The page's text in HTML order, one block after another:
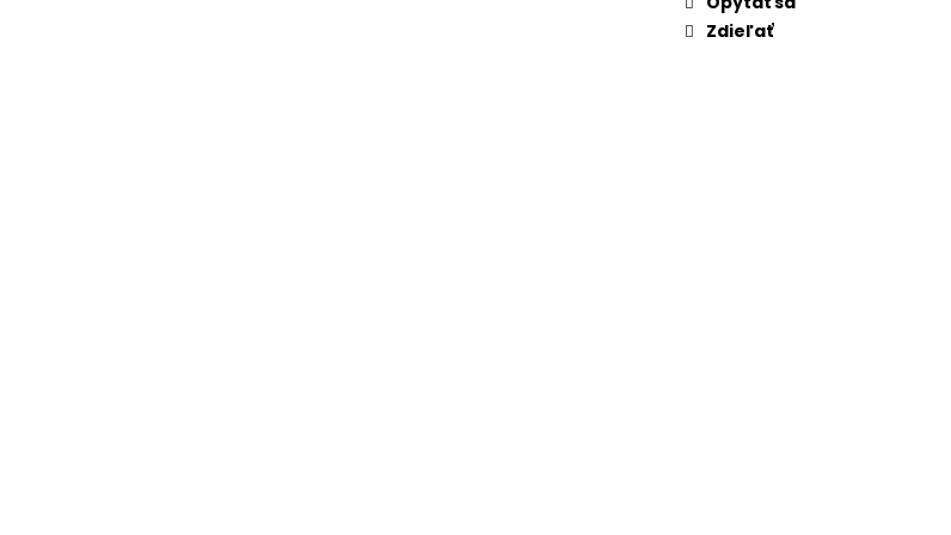
Zdieľať